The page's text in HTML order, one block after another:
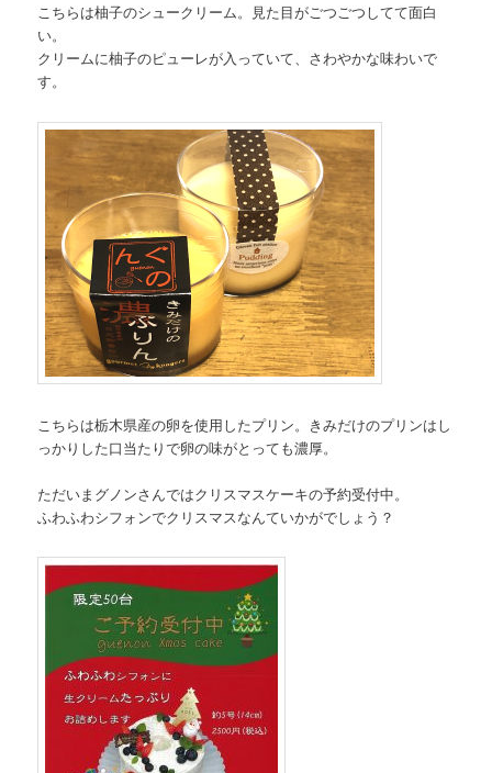
こちらは柚子のシュークリーム。見た目がごつごつしてて面白
い。
クリームに柚子のピューレが入っていて、さわやかな味わいで
す。
こちらは栃木県産の卵を使用したプリン。きみだけのプリンはし
っかりした口当たりで卵の味がとっても濃厚。
ただいまグノンさんではクリスマスケーキの予約受付中。
ふわふわシフォンでクリスマスなんていかがでしょう？